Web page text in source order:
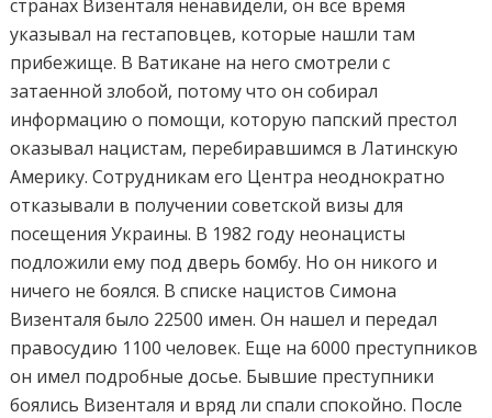
странах Визенталя ненавидели, он все время
указывал на гестаповцев, которые нашли там
прибежище. В Ватикане на него смотрели с
затаенной злобой, потому что он собирал
информацию о помощи, которую папский престол
оказывал нацистам, перебиравшимся в Латинскую
Америку. Сотрудникам его Центра неоднократно
отказывали в получении советской визы для
посещения Украины. В 1982 году неонацисты
подложили ему под дверь бомбу. Но он никого и
ничего не боялся. В списке нацистов Симона
Визенталя было 22500 имен. Он нашел и передал
правосудию 1100 человек. Еще на 6000 преступников
он имел подробные досье. Бывшие преступники
боялись Визенталя и вряд ли спали спокойно. После